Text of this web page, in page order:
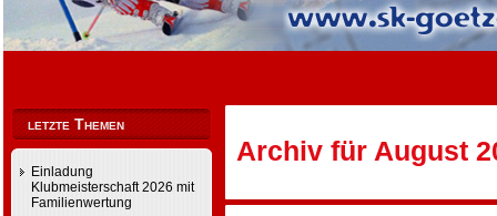
letzte Themen
Einladung
Klubmeisterschaft 2026 mit
Familienwertung
Archiv für August